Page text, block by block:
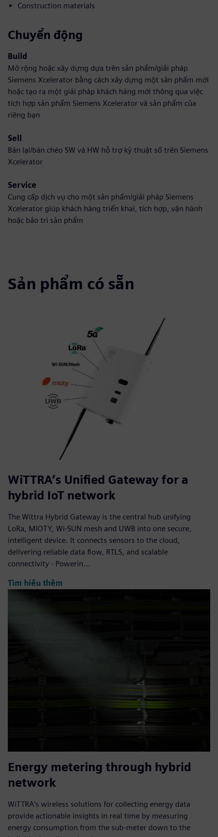
Construction materials
Chuyển động
Build
Mở rộng hoặc xây dựng dựa trên sản phẩm/giải pháp
Siemens Xcelerator bằng cách xây dựng một sản phẩm mới
hoặc tạo ra một giải pháp khách hàng mới thông qua việc
tích hợp sản phẩm Siemens Xcelerator và sản phẩm của
riêng bạn
Sell
Bán lại/bán chéo SW và HW hỗ trợ kỹ thuật số trên Siemens
Xcelerator
Service
Cung cấp dịch vụ cho một sản phẩm/giải pháp Siemens
Xcelerator giúp khách hàng triển khai, tích hợp, vận hành
hoặc bảo trì sản phẩm
Sản phẩm có sẵn
WiTTRA’s Unified Gateway for a
hybrid IoT network
The Wittra Hybrid Gateway is the central hub unifying
LoRa, MIOTY, Wi-SUN mesh and UWB into one secure,
intelligent device. It connects sensors to the cloud,
delivering reliable data flow, RTLS, and scalable
connectivity - Powerin...
Tìm hiểu thêm
Energy metering through hybrid
network
WiTTRA’s wireless solutions for collecting energy data
provide actionable insights in real time by measuring
energy consumption from the sub-meter down to the